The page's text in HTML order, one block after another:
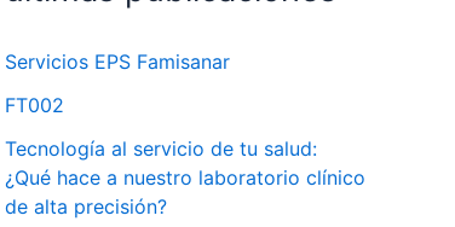
Servicios EPS Famisanar
FT002
Tecnología al servicio de tu salud:
¿Qué hace a nuestro laboratorio clínico
de alta precisión?